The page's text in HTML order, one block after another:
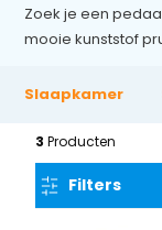
Zoek je een
mooie kunststof
Slaapkamer
3Producten
Filters